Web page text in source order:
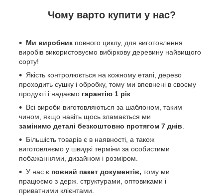
Чому варто купити у нас?
Ми виробник повного циклу, для виготовлення
виробів використовуємо вибіркову деревину найвищого
сорту!
Якість контролюється на кожному етапі, дерево
проходить сушку і обробку, тому ми впевнені в своєму
продукті і надаємо гарантію 1 рік.
Всі вироби виготовляються за шаблоном, таким
чином, якщо навіть щось зламається ми
замінимо деталі безкоштовно протягом 7 днів.
Більшість товарів є в наявності, а також
виготовляємо у швидкі терміни за особистими
побажаннями, дизайном і розміром.
У нас є повний пакет документів, тому ми
працюємо з держ. структурами, оптовиками і
приватними клієнтами.